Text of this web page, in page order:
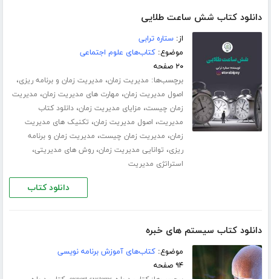
دانلود کتاب شش ساعت طلایی
از:ستاره ترابی
موضوع:کتاب‌های علوم اجتماعی
۲۰ صفحه
برچسب‌ها: مدیریت زمان، مدیریت زمان و برنامه ریزی،
اصول مدیریت زمان، مهارت های مدیریت زمان، مدیریت
زمان چیست، مزایای مدیریت زمان،دانلود کتاب
مدیریت، اصول مدیریت زمان، تکنیک های مدیریت
زمان، مدیریت زمان چیست، مدیریت زمان و برنامه
ریزی، توانایی مدیریت زمان،روش های مدیریتی،
استراتژی مدیریت
دانلود کتاب
دانلود کتاب سیستم های خبره
موضوع:کتاب‌های آموزش برنامه نویسی
۹۴ صفحه